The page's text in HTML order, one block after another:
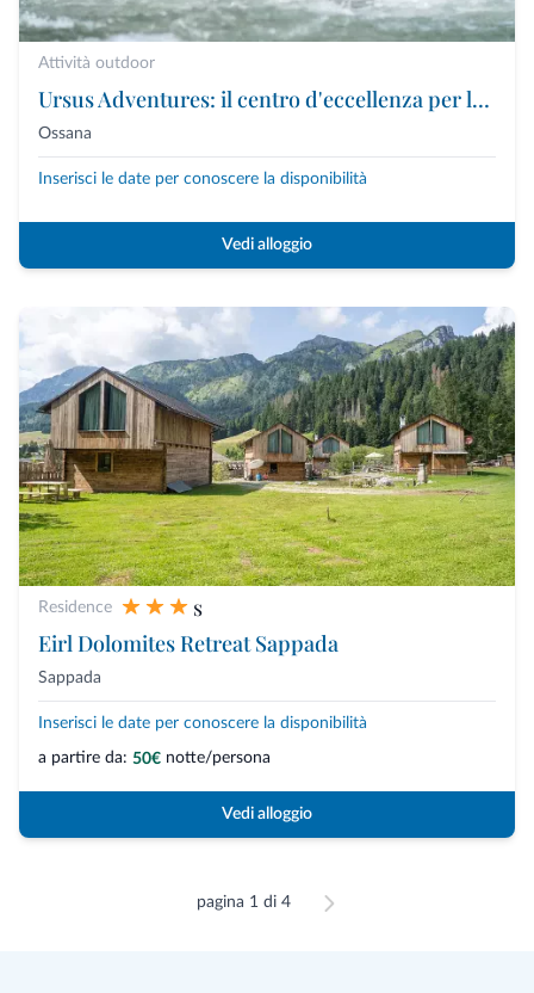
Attività outdoor
Ursus Adventures: il centro d'eccellenza per le attività outdoor premium in Trentino
Ossana
Inserisci le date per conoscere la disponibilità
Vedi alloggio
Residence
s
Eirl Dolomites Retreat Sappada
Sappada
Inserisci le date per conoscere la disponibilità
a partire da: 50€ notte/persona
Vedi alloggio
pagina 1 di 4